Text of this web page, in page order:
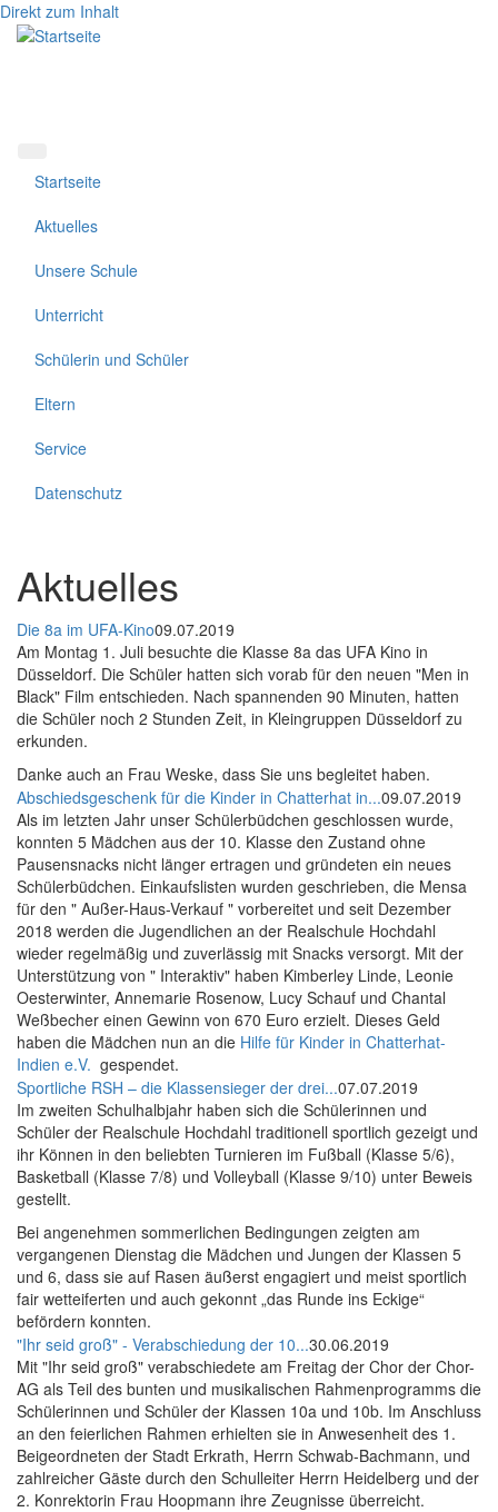
Direkt zum Inhalt
Startseite
Aktuelles
Unsere Schule
Unterricht
Schülerin und Schüler
Eltern
Service
Datenschutz
Aktuelles
Die 8a im UFA-Kino09.07.2019
Am Montag 1. Juli besuchte die Klasse 8a das UFA Kino in
Düsseldorf. Die Schüler hatten sich vorab für den neuen "Men in
Black" Film entschieden. Nach spannenden 90 Minuten, hatten
die Schüler noch 2 Stunden Zeit, in Kleingruppen Düsseldorf zu
erkunden.
Danke auch an Frau Weske, dass Sie uns begleitet haben.
Abschiedsgeschenk für die Kinder in Chatterhat in...09.07.2019
Als im letzten Jahr unser Schülerbüdchen geschlossen wurde,
konnten 5 Mädchen aus der 10. Klasse den Zustand ohne
Pausensnacks nicht länger ertragen und gründeten ein neues
Schülerbüdchen. Einkaufslisten wurden geschrieben, die Mensa
für den " Außer-Haus-Verkauf " vorbereitet und seit Dezember
2018 werden die Jugendlichen an der Realschule Hochdahl
wieder regelmäßig und zuverlässig mit Snacks versorgt. Mit der
Unterstützung von " Interaktiv" haben Kimberley Linde, Leonie
Oesterwinter, Annemarie Rosenow, Lucy Schauf und Chantal
Weßbecher einen Gewinn von 670 Euro erzielt. Dieses Geld
haben die Mädchen nun an die Hilfe für Kinder in Chatterhat-
Indien e.V. gespendet.
Sportliche RSH – die Klassensieger der drei...07.07.2019
Im zweiten Schulhalbjahr haben sich die Schülerinnen und
Schüler der Realschule Hochdahl traditionell sportlich gezeigt und
ihr Können in den beliebten Turnieren im Fußball (Klasse 5/6),
Basketball (Klasse 7/8) und Volleyball (Klasse 9/10) unter Beweis
gestellt.
Bei angenehmen sommerlichen Bedingungen zeigten am
vergangenen Dienstag die Mädchen und Jungen der Klassen 5
und 6, dass sie auf Rasen äußerst engagiert und meist sportlich
fair wetteiferten und auch gekonnt „das Runde ins Eckige“
befördern konnten.
"Ihr seid groß" - Verabschiedung der 10...30.06.2019
Mit "Ihr seid groß" verabschiedete am Freitag der Chor der Chor-
AG als Teil des bunten und musikalischen Rahmenprogramms die
Schülerinnen und Schüler der Klassen 10a und 10b. Im Anschluss
an den feierlichen Rahmen erhielten sie in Anwesenheit des 1.
Beigeordneten der Stadt Erkrath, Herrn Schwab-Bachmann, und
zahlreicher Gäste durch den Schulleiter Herrn Heidelberg und der
2. Konrektorin Frau Hoopmann ihre Zeugnisse überreicht.